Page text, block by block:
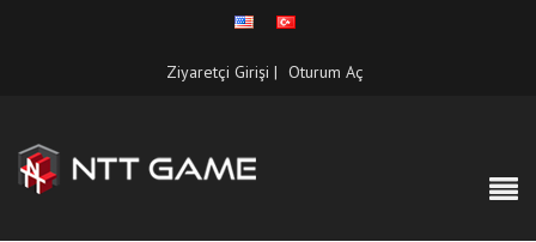
Ziyaretçi Girişi | Oturum Aç